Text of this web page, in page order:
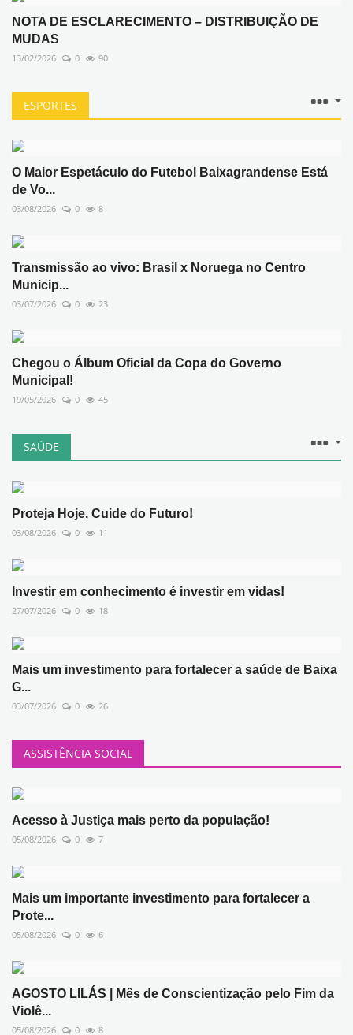
NOTA DE ESCLARECIMENTO – DISTRIBUIÇÃO DE
MUDAS
13/02/2026 0 90
ESPORTES
O Maior Espetáculo do Futebol Baixagrandense Está
de Vo...
03/08/2026 0 8
Transmissão ao vivo: Brasil x Noruega no Centro
Municip...
03/07/2026 0 23
Chegou o Álbum Oficial da Copa do Governo
Municipal!
19/05/2026 0 45
SAÚDE
Proteja Hoje, Cuide do Futuro!
03/08/2026 0 11
Investir em conhecimento é investir em vidas!
27/07/2026 0 18
Mais um investimento para fortalecer a saúde de Baixa
G...
03/07/2026 0 26
ASSISTÊNCIA SOCIAL
Acesso à Justiça mais perto da população!
05/08/2026 0 7
Mais um importante investimento para fortalecer a
Prote...
05/08/2026 0 6
AGOSTO LILÁS | Mês de Conscientização pelo Fim da
Violê...
05/08/2026 0 8